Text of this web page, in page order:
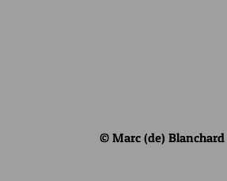
© Marc (de) Blanchard